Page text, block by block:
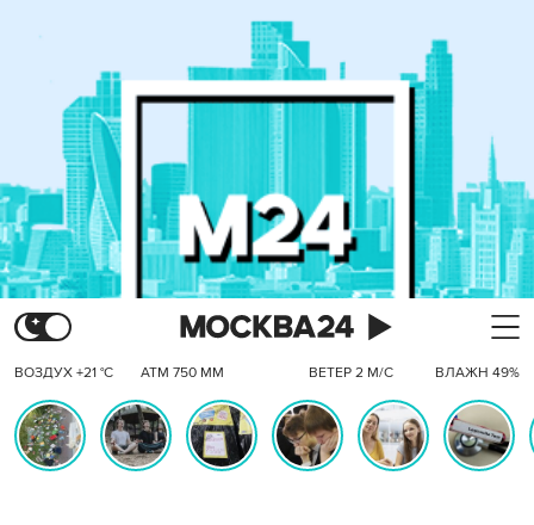
ВОЗДУХ +21 °C АТМ 750 ММ ВЕТЕР 2 М/С ВЛАЖН 49%